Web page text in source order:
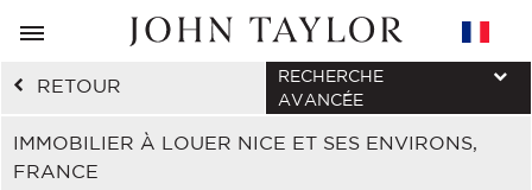
RETOUR
IMMOBILIER À LOUER NICE ET SES ENVIRONS,
FRANCE
RECHERCHE
AVANCÉE